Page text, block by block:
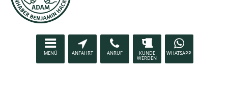
MENÜ ANFAHRT ANRUF KUNDE
WERDEN
WHATSAPP